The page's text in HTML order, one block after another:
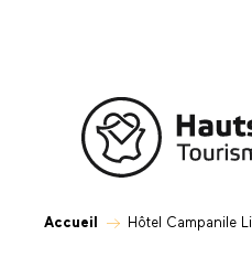
Accueil Hôtel Campanile